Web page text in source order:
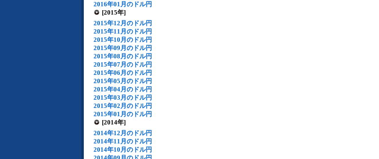
2016年01月のドル円
[2015年]
2015年12月のドル円
2015年11月のドル円
2015年10月のドル円
2015年09月のドル円
2015年08月のドル円
2015年07月のドル円
2015年06月のドル円
2015年05月のドル円
2015年04月のドル円
2015年03月のドル円
2015年02月のドル円
2015年01月のドル円
[2014年]
2014年12月のドル円
2014年11月のドル円
2014年10月のドル円